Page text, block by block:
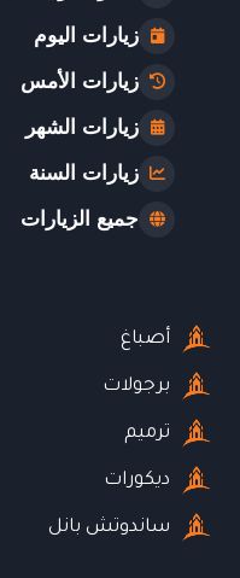
زيارات اليوم
زيارات الأمس
زيارات الشهر
زيارات السنة
جميع الزيارات
أصباغ
برجولات
ترميم
ديكورات
ساندوتش بانل